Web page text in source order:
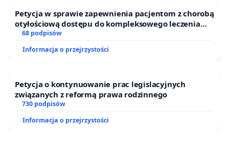
Petycja w sprawie zapewnienia pacjentom z chorobą
otyłościową dostępu do kompleksowego leczenia
oraz programów profilaktycznych.
68 podpisów
Informacja o przejrzystości
Petycja o kontynuowanie prac legislacyjnych
związanych z reformą prawa rodzinnego
730 podpisów
Informacja o przejrzystości